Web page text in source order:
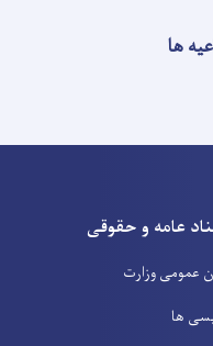
ها
عامه و حقوقی
عمومی وزارت
ها